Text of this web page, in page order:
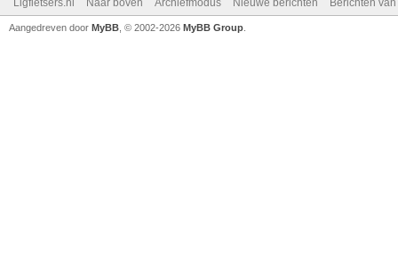
Ligfietsers.nl Naar boven Archiefmodus Nieuwe berichten Berichten
Aangedreven door MyBB , © 2002-2026 MyBB Group